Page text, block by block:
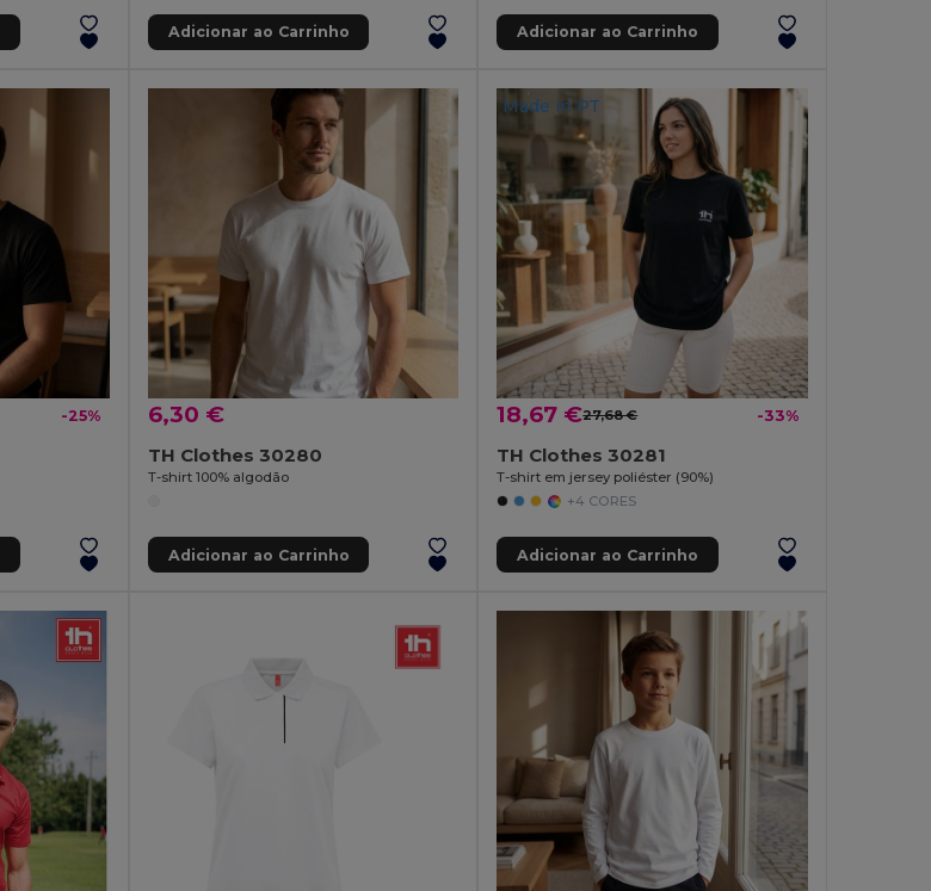
Adicionar ao Carrinho Adicionar ao Carrinho
-25% 6,30 €
TH Clothes 30280
T-shirt 100% algodão
Adicionar ao Carrinho
Made in PT
18,67 €27,68 € -33%
TH Clothes 30281
T-shirt em jersey poliéster (90%)
+4 CORES
Adicionar ao Carrinho